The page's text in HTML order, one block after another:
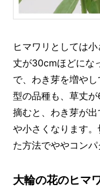
ヒマワリとしては
丈が30cmほどにな
で、わき芽を増や
型の品種も、草丈
摘むと、わき芽が
や小さくなります
た方法でややコンパ
大輪の花のヒマ